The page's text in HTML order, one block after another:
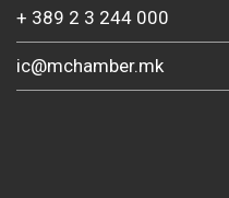
+ 389 2 3 244 000
ic@mchamber.mk